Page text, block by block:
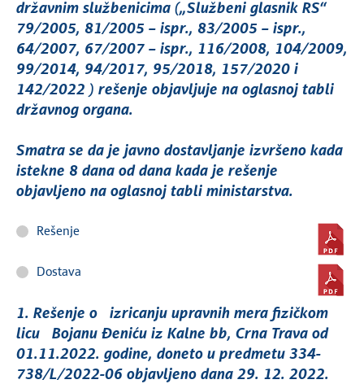
državnim službenicima („Službeni glasnik RS“
79/2005, 81/2005 – ispr., 83/2005 – ispr.,
64/2007, 67/2007 – ispr., 116/2008, 104/2009,
99/2014, 94/2017, 95/2018, 157/2020 i
142/2022 ) rešenje objavljuje na oglasnoj tabli
državnog organa.
Smatra se da je javno dostavljanje izvršeno kada
istekne 8 dana od dana kada je rešenje
objavljeno na oglasnoj tabli ministarstva.
Rešenje
Dostava
1. Rešenje o izricanju upravnih mera fizičkom
licu Bojanu Đeniću iz Kalne bb, Crna Trava od
01.11.2022. godine, doneto u predmetu 334-
738/L/2022-06 objavljeno dana 29. 12. 2022.